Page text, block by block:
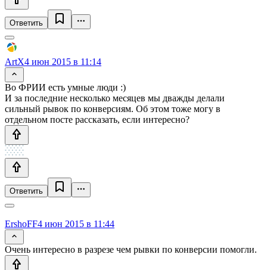
Ответить
ArtX4 июн 2015 в 11:14
Во ФРИИ есть умные люди :)
И за последние несколько месяцев мы дважды делали
сильный рывок по конверсиям. Об этом тоже могу в
отдельном посте рассказать, если интересно?
Ответить
ErshoFF4 июн 2015 в 11:44
Очень интересно в разрезе чем рывки по конверсии помогли.